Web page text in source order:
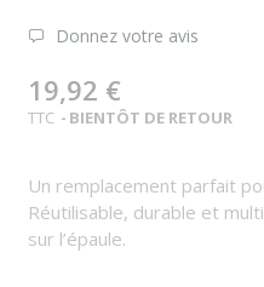
Donnez votre avis
19,92 €
TTC BIENTÔT DE RETOUR
Un remplacement parfait
Réutilisable, durable et
sur l’épaule.